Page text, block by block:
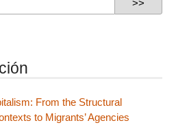
From the Structural
to Migrants’ Agencies